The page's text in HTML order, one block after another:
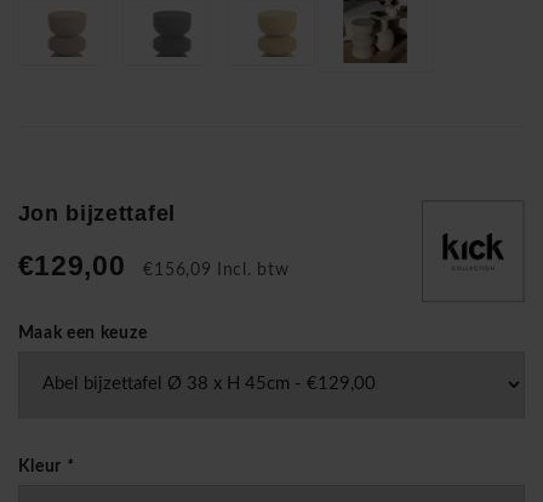
Jon bijzettafel
€129,00 €156,09 Incl. btw
Maak een keuze
Kleur *